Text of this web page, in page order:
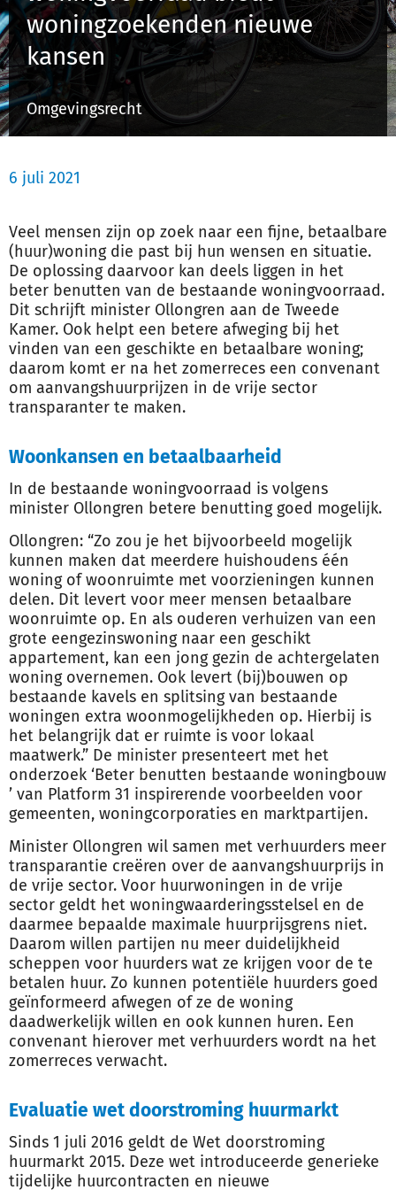
Inloggen
Registreren
woningzoekenden nieuwe
kansen
Omgevingsrecht
6 juli 2021
Veel mensen zijn op zoek naar een fijne, betaalbare
(huur)woning die past bij hun wensen en situatie.
De oplossing daarvoor kan deels liggen in het
beter benutten van de bestaande woningvoorraad.
Dit schrijft minister Ollongren aan de Tweede
Kamer. Ook helpt een betere afweging bij het
vinden van een geschikte en betaalbare woning;
daarom komt er na het zomerreces een convenant
om aanvangshuurprijzen in de vrije sector
transparanter te maken.
Woonkansen en betaalbaarheid
In de bestaande woningvoorraad is volgens
minister Ollongren betere benutting goed mogelijk.
Ollongren: “Zo zou je het bijvoorbeeld mogelijk
kunnen maken dat meerdere huishoudens één
woning of woonruimte met voorzieningen kunnen
delen. Dit levert voor meer mensen betaalbare
woonruimte op. En als ouderen verhuizen van een
grote eengezinswoning naar een geschikt
appartement, kan een jong gezin de achtergelaten
woning overnemen. Ook levert (bij)bouwen op
bestaande kavels en splitsing van bestaande
woningen extra woonmogelijkheden op. Hierbij is
het belangrijk dat er ruimte is voor lokaal
maatwerk.” De minister presenteert met het
onderzoek ‘Beter benutten bestaande woningbouw
’ van Platform 31 inspirerende voorbeelden voor
gemeenten, woningcorporaties en marktpartijen.
Minister Ollongren wil samen met verhuurders meer
transparantie creëren over de aanvangshuurprijs in
de vrije sector. Voor huurwoningen in de vrije
sector geldt het woningwaarderingsstelsel en de
daarmee bepaalde maximale huurprijsgrens niet.
Daarom willen partijen nu meer duidelijkheid
scheppen voor huurders wat ze krijgen voor de te
betalen huur. Zo kunnen potentiële huurders goed
geïnformeerd afwegen of ze de woning
daadwerkelijk willen en ook kunnen huren. Een
convenant hierover met verhuurders wordt na het
zomerreces verwacht.
Evaluatie wet doorstroming huurmarkt
Sinds 1 juli 2016 geldt de Wet doorstroming
huurmarkt 2015. Deze wet introduceerde generieke
tijdelijke huurcontracten en nieuwe